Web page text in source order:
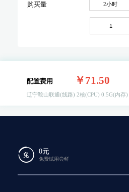
购买量 2小时
配置费用 ￥71.50
辽宁鞍山联通(线路) 2核(CPU) 0.5G(内存)
0元
免费试用尝鲜